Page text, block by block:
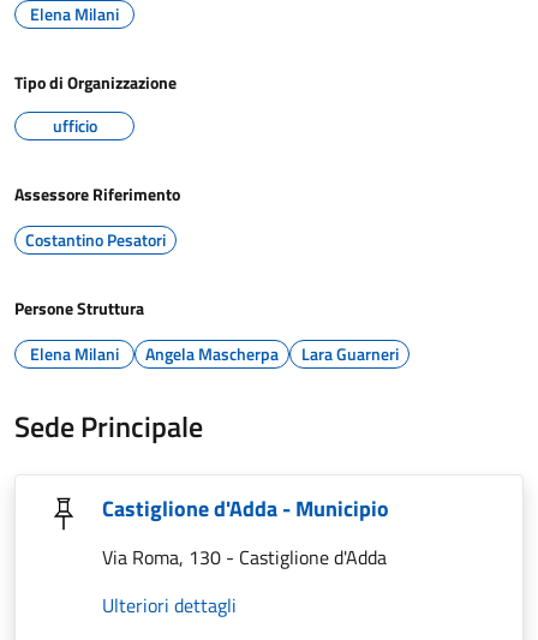
Elena Milani
Tipo di Organizzazione
ufficio
Assessore Riferimento
Costantino Pesatori
Persone Struttura
Elena Milani
Angela Mascherpa Lara Guarneri
Sede Principale
Castiglione d'Adda - Municipio
Via Roma, 130 - Castiglione d'Adda
Ulteriori dettagli